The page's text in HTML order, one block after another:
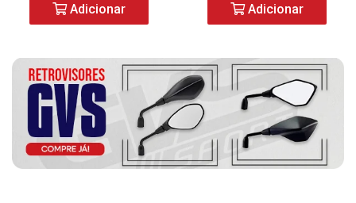
Adicionar Adicionar